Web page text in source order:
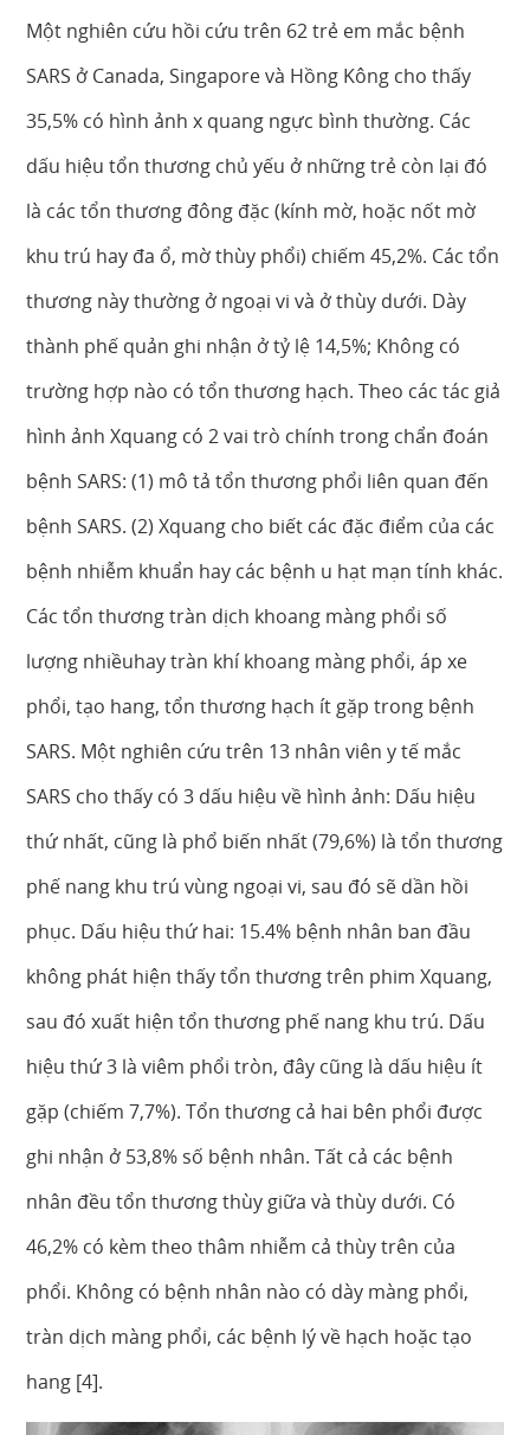
Một nghiên cứu hồi cứu trên 62 trẻ em mắc bệnh
SARS ở Canada, Singapore và Hồng Kông cho thấy
35,5% có hình ảnh x quang ngực bình thường. Các
dấu hiệu tổn thương chủ yếu ở những trẻ còn lại đó
là các tổn thương đông đặc (kính mờ, hoặc nốt mờ
khu trú hay đa ổ, mờ thùy phổi) chiếm 45,2%. Các tổn
thương này thường ở ngoại vi và ở thùy dưới. Dày
thành phế quản ghi nhận ở tỷ lệ 14,5%; Không có
trường hợp nào có tổn thương hạch. Theo các tác giả
hình ảnh Xquang có 2 vai trò chính trong chẩn đoán
bệnh SARS: (1) mô tả tổn thương phổi liên quan đến
bệnh SARS. (2) Xquang cho biết các đặc điểm của các
bệnh nhiễm khuẩn hay các bệnh u hạt mạn tính khác.
Các tổn thương tràn dịch khoang màng phổi số
lượng nhiềuhay tràn khí khoang màng phổi, áp xe
phổi, tạo hang, tổn thương hạch ít gặp trong bệnh
SARS. Một nghiên cứu trên 13 nhân viên y tế mắc
SARS cho thấy có 3 dấu hiệu về hình ảnh: Dấu hiệu
thứ nhất, cũng là phổ biến nhất (79,6%) là tổn thương
phế nang khu trú vùng ngoại vi, sau đó sẽ dần hồi
phục. Dấu hiệu thứ hai: 15.4% bệnh nhân ban đầu
không phát hiện thấy tổn thương trên phim Xquang,
sau đó xuất hiện tổn thương phế nang khu trú. Dấu
hiệu thứ 3 là viêm phổi tròn, đây cũng là dấu hiệu ít
gặp (chiếm 7,7%). Tổn thương cả hai bên phổi được
ghi nhận ở 53,8% số bệnh nhân. Tất cả các bệnh
nhân đều tổn thương thùy giữa và thùy dưới. Có
46,2% có kèm theo thâm nhiễm cả thùy trên của
phổi. Không có bệnh nhân nào có dày màng phổi,
tràn dịch màng phổi, các bệnh lý về hạch hoặc tạo
hang [4].